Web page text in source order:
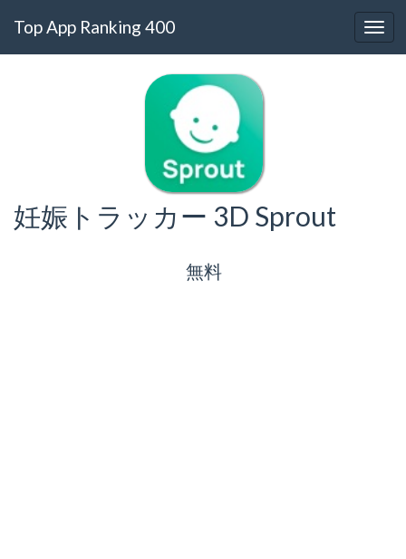
Top App Ranking 400
妊娠トラッカー 3D Sprout
無料